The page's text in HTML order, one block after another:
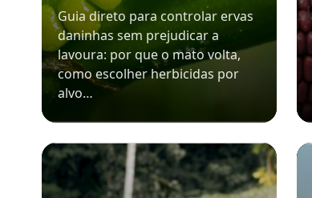
Guia direto para controlar ervas
daninhas sem prejudicar a
lavoura: por que o mato volta,
como escolher herbicidas por
alvo…